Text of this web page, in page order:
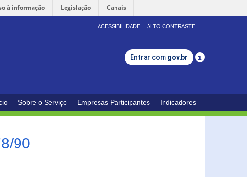
à informação Legislação Canais
ACESSIBILIDADE ALTO CONTRASTE
Entrar com gov.br
Sobre o Serviço Empresas Participantes Indicadores
90